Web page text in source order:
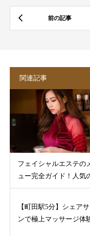
関連記事
フェイシャルエステの
ュー完全ガイド！人気
【町田駅5分】シェア
ンで極上マッサージ体